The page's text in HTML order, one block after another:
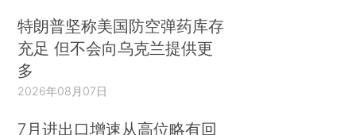
特朗普坚称美国防空弹药库存
充足 但不会向乌克兰提供更
多
2026年08月07日
7月进出口增速从高位略有回